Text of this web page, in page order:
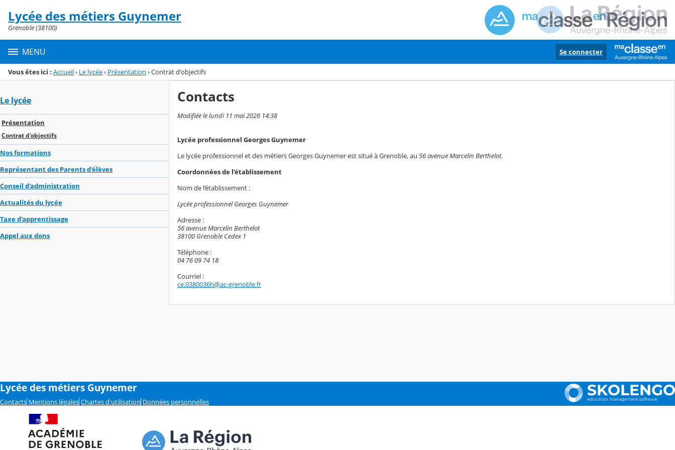
Menu de la rubrique
Contenu
Lycée des métiers Guynemer
Grenoble (38100)
MENU Se connecter
Vous êtes ici : Accueil› Le lycée› Présentation ›Contrat d'objectifs
Le lycée
Présentation
Contrat d'objectifs
Nos formations
Représentant des Parents d'élèves
Conseil d'administration
Actualités du lycée
Taxe d'apprentissage
Appel aux dons
Contacts
Modifiée le lundi 11 mai 2026 14:38
Lycée professionnel Georges Guynemer
Le lycée professionnel et des métiers Georges Guynemer est situé à Grenoble, au 56 avenue Marcelin Berthelot.
Coordonnées de l’établissement
Nom de l’établissement :
Lycée professionnel Georges Guynemer
Adresse :
56 avenue Marcelin Berthelot
38100 Grenoble Cedex 1
Téléphone :
04 76 09 74 18
Courriel :
ce.0380036h@ac-grenoble.fr
Lycée des métiers Guynemer
Contacts Mentions légales Chartes d'utilisation Données personnelles